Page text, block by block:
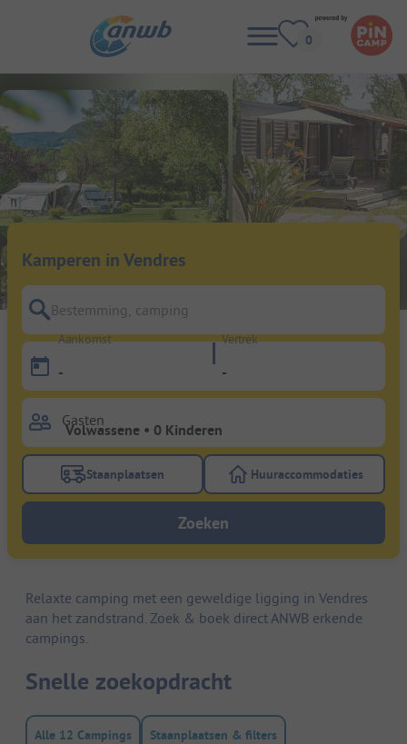
Kamperen in Vendres
Bestemming, camping
Aankomst
-
Vertrek
-
Gasten
Gebruik de filterknop staanplaatsen om te zoeken
Staanplaatsen Gebruik de
Huuraccommodaties
Zoeken
Relaxte camping met een geweldige ligging in Vendres
aan het zandstrand. Zoek & boek direct ANWB erkende
campings.
Snelle zoekopdracht
Alle 12 Campings Staanplaatsen & filters